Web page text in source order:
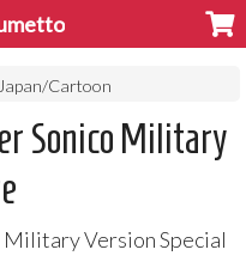
Cartoon
Sonico Military
Military Version Special